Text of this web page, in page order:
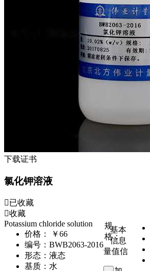
下载证书
氯化钾溶液
已收藏
收藏
Potassium chloride solution
价格：
￥66
编号： BWB2063-2016
形态： 液态
基质： 水
规
格：
基本
信息
量值信